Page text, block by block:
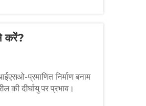
करें?
प्रमाणित निर्माण बनाम
दीर्घायु पर प्रभाव।